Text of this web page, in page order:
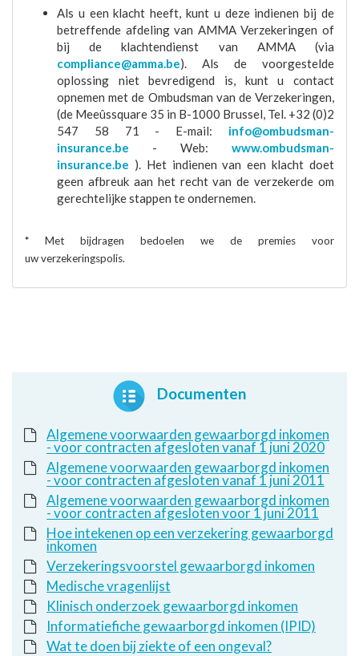
Als u een klacht heeft, kunt u deze indienen bij de
betreffende afdeling van AMMA Verzekeringen of
bij de klachtendienst van AMMA (via
compliance@amma.be). Als de voorgestelde
oplossing niet bevredigend is, kunt u contact
opnemen met de Ombudsman van de Verzekeringen,
(de Meeûssquare 35 in B-1000 Brussel, Tel. +32 (0)2
547 58 71 - E-mail: info@ombudsman-
insurance.be - Web: www.ombudsman-
insurance.be ). Het indienen van een klacht doet
geen afbreuk aan het recht van de verzekerde om
gerechtelijke stappen te ondernemen.
* Met bijdragen bedoelen we de premies voor
uw verzekeringspolis.
Documenten
Algemene voorwaarden gewaarborgd inkomen
- voor contracten afgesloten vanaf 1 juni 2020
Algemene voorwaarden gewaarborgd inkomen
- voor contracten afgesloten vanaf 1 juni 2011
Algemene voorwaarden gewaarborgd inkomen
- voor contracten afgesloten voor 1 juni 2011
Hoe intekenen op een verzekering gewaarborgd
inkomen
Verzekeringsvoorstel gewaarborgd inkomen
Medische vragenlijst
Klinisch onderzoek gewaarborgd inkomen
Informatiefiche gewaarborgd inkomen (IPID)
Wat te doen bij ziekte of een ongeval?